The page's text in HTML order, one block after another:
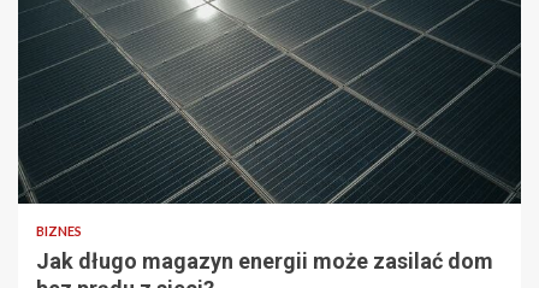
BIZNES
Jak długo magazyn energii może zasilać dom